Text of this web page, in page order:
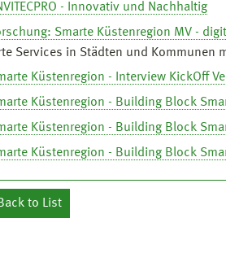
- Innovativ und Nachhaltig
Smarte Küstenregion MV -
Services in Städten und Kommunen
Küstenregion - Interview KickOff
Küstenregion - Building Block
Küstenregion - Building Block
Küstenregion - Building Block
to List